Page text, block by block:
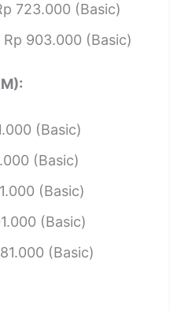
723.000 (Basic)
903.000 (Basic)
(Basic)
(Basic)
(Basic)
(Basic)
(Basic)